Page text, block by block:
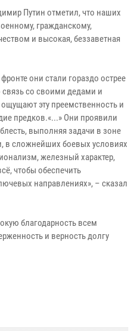
Путин отметил, что наших
гражданскому,
и высокая, беззаветная
они стали гораздо острее
со своими дедами и
эту преемственность и
предков.«...» Они проявили
выполняя задачи в зоне
в сложнейших боевых условиях
железный характер,
чтобы обеспечить
направлениях», – сказал
благодарность всем
и верность долгу